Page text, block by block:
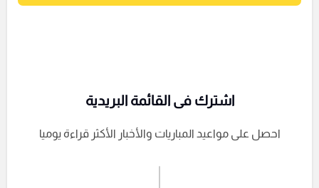
اشترك فى القائمة البريدية
احصل على مواعيد المباريات والأخبار الأكثر قراءة يوميا